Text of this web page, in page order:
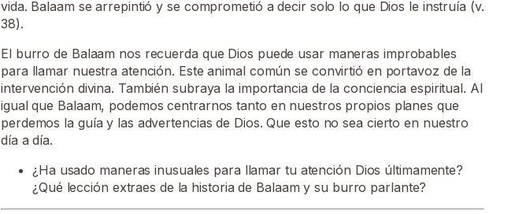
vida. Balaam se arrepintió y se comprometió a decir solo lo que Dios le instruía (v.
38).
El burro de Balaam nos recuerda que Dios puede usar maneras improbables
para llamar nuestra atención. Este animal común se convirtió en portavoz de la
intervención divina. También subraya la importancia de la conciencia espiritual. Al
igual que Balaam, podemos centrarnos tanto en nuestros propios planes que
perdemos la guía y las advertencias de Dios. Que esto no sea cierto en nuestro
día a día.
¿Ha usado maneras inusuales para llamar tu atención Dios últimamente?
¿Qué lección extraes de la historia de Balaam y su burro parlante?